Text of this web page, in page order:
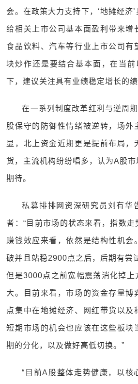
会。在政策大力支持下，‘地摊经济’
给相关上市公司基本面盈利带来增
食品饮料、汽车等行业上市公司有
块炒作还是要结合基本面，在当前
下，建议关注具有业绩稳定增长的
在一系列制度改革红利与逆周
股保守的防御性情绪被逆转，场外
显，北上资金近期更是提前布局，
货，主流机构纷纷唱多，认为A股
期待。
私募排排网资深研究员刘有华
者：“目前市场的状态来看，指数
赚钱效应来看，依然是结构性机会
破并且站稳2900点之后，后期有尝
但是3000点之前宽幅震荡消化掉上
大。目前来看，市场的资金存量博
点集中在地摊经济、网红带货以及
短期市场的机会也应该在这些板块
期的分化，以及做好高低切换。”
“目前A股整体走势健康，以核